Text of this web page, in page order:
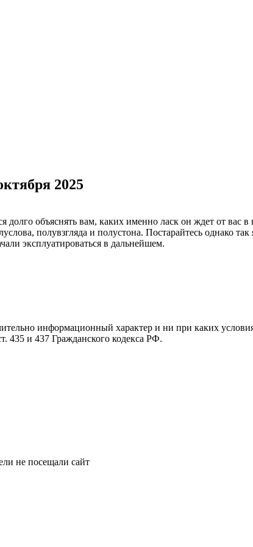
2025
долго объяснять вам, каких именно ласк он ждет от вас в
полувзгляда и полустона. Постарайтесь однако
эксплуатироваться в дальнейшем.
информационный характер и ни при каких
435 и 437 Гражданского кодекса РФ.
не посещали сайт